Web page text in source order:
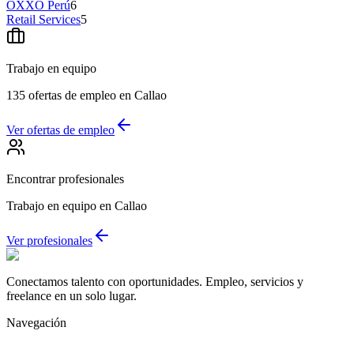
OXXO Perú6
Retail Services5
Trabajo en equipo
135 ofertas de empleo en Callao
Ver ofertas de empleo
Encontrar profesionales
Trabajo en equipo en Callao
Ver profesionales
Conectamos talento con oportunidades. Empleo, servicios y
freelance en un solo lugar.
Navegación